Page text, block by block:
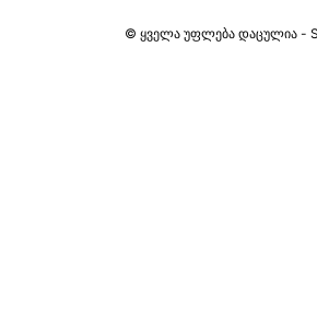
© ყველა უფლება დაცულია -